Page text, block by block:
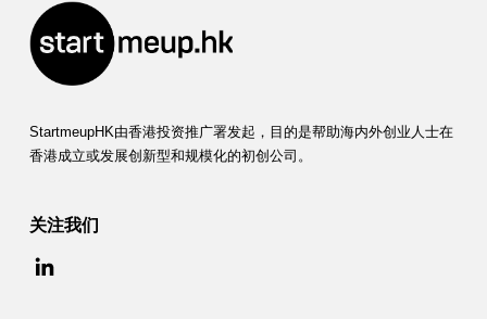
StartmeupHK由香港投资推广署发起，目的是帮助海内外创业人士在
香港成立或发展创新型和规模化的初创公司。
关注我们